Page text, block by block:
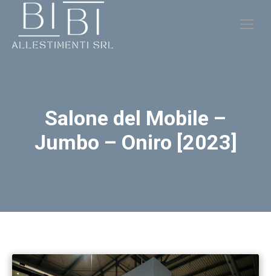
Salone del Mobile –
Jumbo – Oniro [2023]